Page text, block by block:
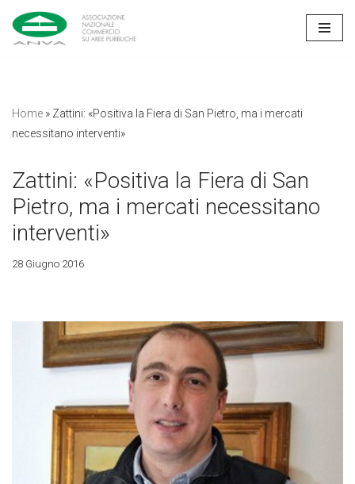
Vai
Home » Zattini: «Positiva la Fiera di San Pietro, ma i mercati
necessitano interventi»
Zattini: «Positiva la Fiera di San
Pietro, ma i mercati necessitano
interventi»
28 Giugno 2016